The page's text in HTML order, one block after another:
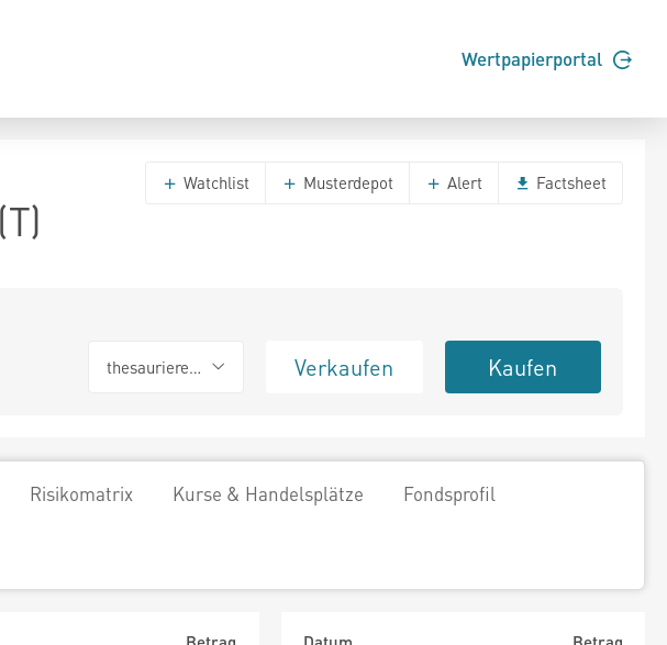
Wertpapierportal
Watchlist Musterdepot Alert Factsheet
thesaurierend Verkaufen Kaufen
Risikomatrix Kurse & Handelsplätze Fondsprofil